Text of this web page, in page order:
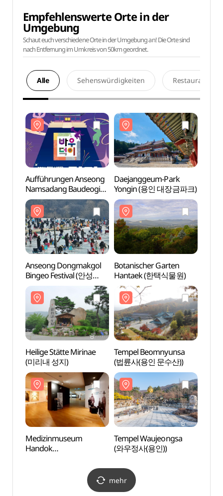
Empfehlenswerte Orte in der
Umgebung
Schaut euch verschiedene Orte in der Umgebung an! Die Orte sind
nach Entfernung im Umkreis von 50km geordnet.
Alle Sehenswürdigkeiten Restaurants
Aufführungen Anseong
Namsadang Baudeogi
(안성 남사당바우덕이
풍물단 상설 공연
‘곰뱅이텄다’)
Daejanggeum-Park
Yongin (용인 대장금파크)
Anseong Dongmakgol
Bingeo Festival (안성
동막골 빙어축제)
Botanischer Garten
Hantaek (한택식물원)
Heilige Stätte Mirinae
(미리내 성지)
Tempel Beomnyunsa
(법륜사(용인 문수산))
Medizinmuseum
Handok
Tempel Waujeongsa
(와우정사(용인))
mehr